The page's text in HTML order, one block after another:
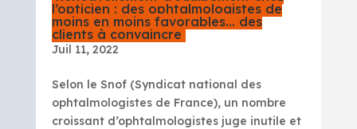
l’opticien : des ophtalmologistes de
moins en moins favorables… des
clients à convaincre
Juil 11, 2022
Selon le Snof (Syndicat national des
ophtalmologistes de France), un nombre
croissant d’ophtalmologistes juge inutile et